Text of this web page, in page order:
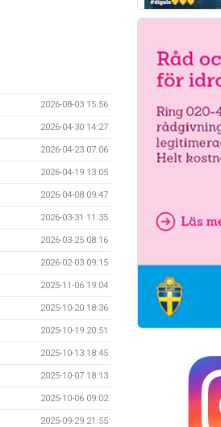
2026-08-03 15:56
2026-04-30 14:27
2026-04-23 07:06
2026-04-19 13:05
2026-04-08 09:47
2026-03-31 11:35
2026-03-25 08:16
2026-02-03 09:15
2025-11-06 19:04
2025-10-20 18:36
2025-10-19 20:51
2025-10-13 18:45
2025-10-07 18:13
2025-10-06 09:02
2025-09-29 21:55